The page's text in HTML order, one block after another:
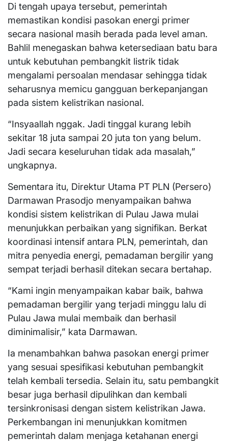
Di tengah upaya tersebut, pemerintah
memastikan kondisi pasokan energi primer
secara nasional masih berada pada level aman.
Bahlil menegaskan bahwa ketersediaan batu bara
untuk kebutuhan pembangkit listrik tidak
mengalami persoalan mendasar sehingga tidak
seharusnya memicu gangguan berkepanjangan
pada sistem kelistrikan nasional.
“Insyaallah nggak. Jadi tinggal kurang lebih
sekitar 18 juta sampai 20 juta ton yang belum.
Jadi secara keseluruhan tidak ada masalah,”
ungkapnya.
Sementara itu, Direktur Utama PT PLN (Persero)
Darmawan Prasodjo menyampaikan bahwa
kondisi sistem kelistrikan di Pulau Jawa mulai
menunjukkan perbaikan yang signifikan. Berkat
koordinasi intensif antara PLN, pemerintah, dan
mitra penyedia energi, pemadaman bergilir yang
sempat terjadi berhasil ditekan secara bertahap.
“Kami ingin menyampaikan kabar baik, bahwa
pemadaman bergilir yang terjadi minggu lalu di
Pulau Jawa mulai membaik dan berhasil
diminimalisir,” kata Darmawan.
Ia menambahkan bahwa pasokan energi primer
yang sesuai spesifikasi kebutuhan pembangkit
telah kembali tersedia. Selain itu, satu pembangkit
besar juga berhasil dipulihkan dan kembali
tersinkronisasi dengan sistem kelistrikan Jawa.
Perkembangan ini menunjukkan komitmen
pemerintah dalam menjaga ketahanan energi